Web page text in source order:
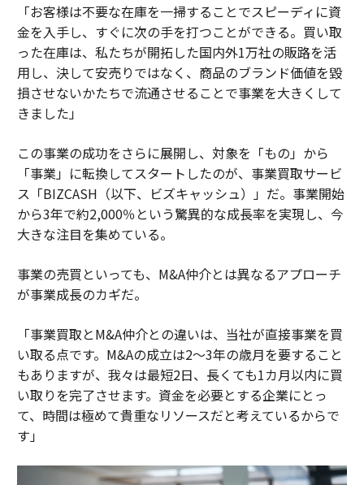
「お客様は不要な在庫を一掃することでスピーディに資
金を入手し、すぐに次の手を打つことができる。買い取
った在庫は、私たちが開拓した国内外1万社の販路を活
用し、決して安売りではなく、商品のブランド価値を毀
損させないかたちで流通させることで事業を大きくして
きました」
この事業の成功をさらに展開し、対象を「もの」から
「事業」に転換してスタートしたのが、事業買取サービ
ス「BIZCASH（以下、ビズキャッシュ）」だ。事業開始
から3年で約2,000％という驚異的な成長率を実現し、今
大きな注目を集めている。
事業の売買といっても、M&A仲介とは異なるアプローチ
が事業成長のカギだ。
「事業買取とM&A仲介との違いは、当社が直接事業を買
い取る点です。M&Aの成立は2～3年の歳月を要すること
もありますが、我々は最短2日、長くても1カ月以内に買
い取りを完了させます。資金を必要とする企業にとっ
て、時間は極めて貴重なリソースだと考えているからで
す」